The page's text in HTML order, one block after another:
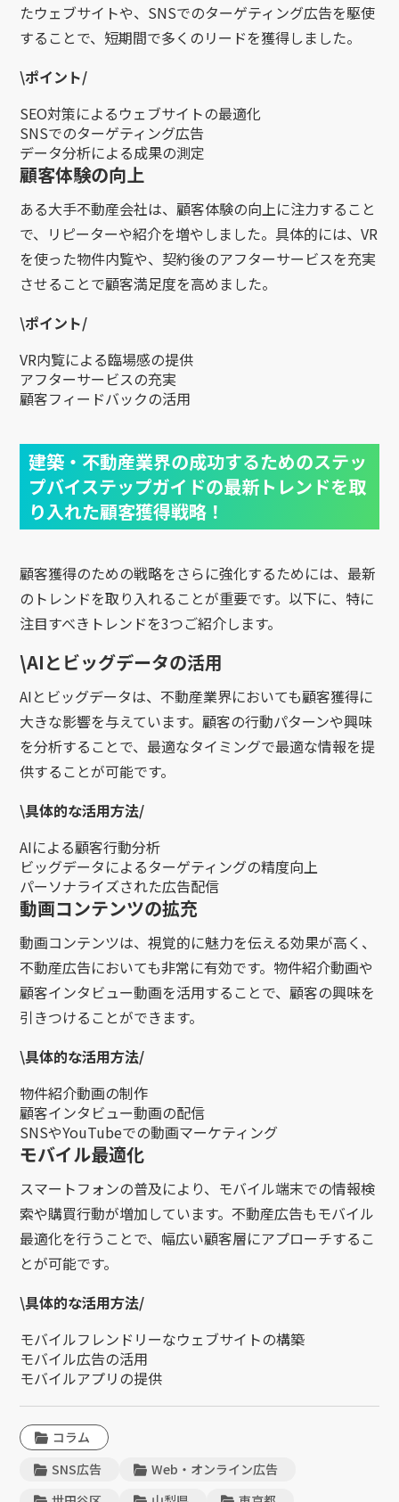
たウェブサイトや、SNSでのターゲティング広告を駆使
することで、短期間で多くのリードを獲得しました。
\ポイント/
SEO対策によるウェブサイトの最適化
SNSでのターゲティング広告
データ分析による成果の測定
顧客体験の向上
ある大手不動産会社は、顧客体験の向上に注力すること
で、リピーターや紹介を増やしました。具体的には、VR
を使った物件内覧や、契約後のアフターサービスを充実
させることで顧客満足度を高めました。
\ポイント/
VR内覧による臨場感の提供
アフターサービスの充実
顧客フィードバックの活用
建築・不動産業界の成功するためのステッ
プバイステップガイドの最新トレンドを取
り入れた顧客獲得戦略！
顧客獲得のための戦略をさらに強化するためには、最新
のトレンドを取り入れることが重要です。以下に、特に
注目すべきトレンドを3つご紹介します。
\AIとビッグデータの活用
AIとビッグデータは、不動産業界においても顧客獲得に
大きな影響を与えています。顧客の行動パターンや興味
を分析することで、最適なタイミングで最適な情報を提
供することが可能です。
\具体的な活用方法/
AIによる顧客行動分析
ビッグデータによるターゲティングの精度向上
パーソナライズされた広告配信
動画コンテンツの拡充
動画コンテンツは、視覚的に魅力を伝える効果が高く、
不動産広告においても非常に有効です。物件紹介動画や
顧客インタビュー動画を活用することで、顧客の興味を
引きつけることができます。
\具体的な活用方法/
物件紹介動画の制作
顧客インタビュー動画の配信
SNSやYouTubeでの動画マーケティング
モバイル最適化
スマートフォンの普及により、モバイル端末での情報検
索や購買行動が増加しています。不動産広告もモバイル
最適化を行うことで、幅広い顧客層にアプローチするこ
とが可能です。
\具体的な活用方法/
モバイルフレンドリーなウェブサイトの構築
モバイル広告の活用
モバイルアプリの提供
コラム
SNS広告
Web・オンライン広告